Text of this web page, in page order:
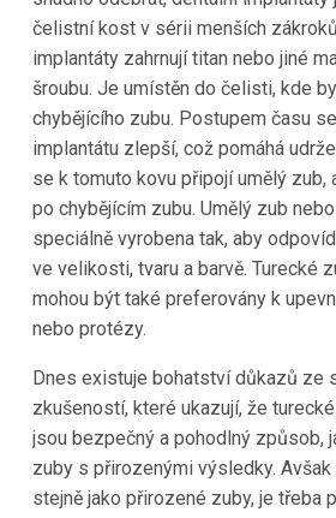
čelistní kost v sérii menších
implantáty zahrnují titan nebo jiné
šroubu. Je umístěn do čelisti, kde
chybějícího zubu. Postupem času
implantátu zlepší, což pomáhá
se k tomuto kovu připojí umělý zub,
po chybějícím zubu. Umělý zub
speciálně vyrobena tak, aby
ve velikosti, tvaru a barvě. Turecké
mohou být také preferovány k
nebo protézy.
Dnes existuje bohatství důkazů ze
zkušeností, které ukazují, že
jsou bezpečný a pohodlný způsob,
zuby s přirozenými výsledky.
stejně jako přirozené zuby, je třeba